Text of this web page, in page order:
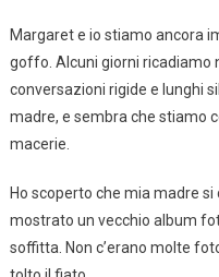
Margaret e io stiamo ancora
goffo. Alcuni giorni ricadiamo
conversazioni rigide e lunghi
madre, e sembra che stiamo
macerie.
Ho scoperto che mia madre
mostrato un vecchio album
soffitta. Non c’erano molte